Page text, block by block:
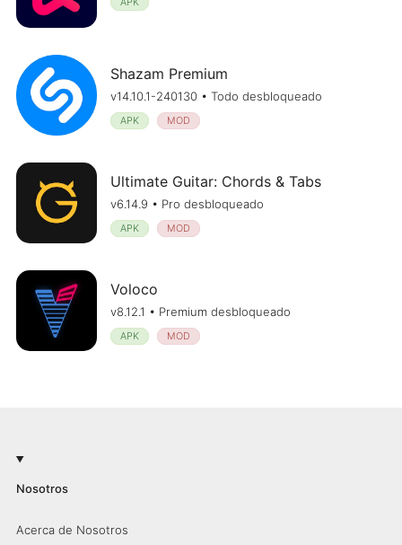
Shazam Premium
v14.10.1-240130 • Todo desbloqueado
APK MOD
Ultimate Guitar: Chords & Tabs
v6.14.9 • Pro desbloqueado
APK MOD
Voloco
v8.12.1 • Premium desbloqueado
APK MOD
Nosotros
Acerca de Nosotros